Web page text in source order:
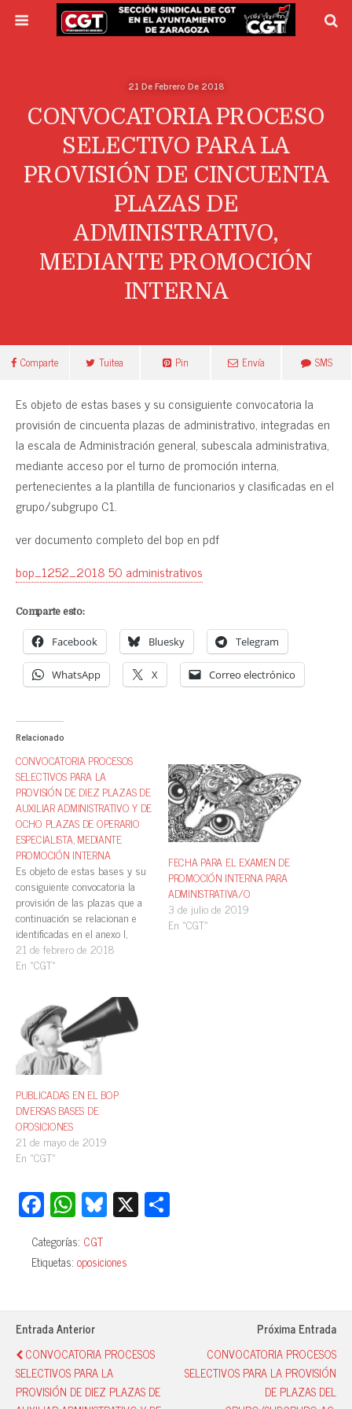
21 De Febrero De 2018
CONVOCATORIA PROCESO
SELECTIVO PARA LA
PROVISIÓN DE CINCUENTA
PLAZAS DE
ADMINISTRATIVO,
MEDIANTE PROMOCIÓN
INTERNA
Comparte Tuitea Pin Envía SMS
Es objeto de estas bases y su consiguiente convocatoria la
provisión de cincuenta plazas de administrativo, integradas en
la escala de Administración general, subescala administrativa,
mediante acceso por el turno de promoción interna,
pertenecientes a la plantilla de funcionarios y clasificadas en el
grupo/subgrupo C1.
ver documento completo del bop en pdf
bop_1252_2018 50 administrativos
Comparte esto:
Facebook Bluesky Telegram
WhatsApp X Correo electrónico
Relacionado
CONVOCATORIA PROCESOS
SELECTIVOS PARA LA
PROVISIÓN DE DIEZ PLAZAS DE
AUXILIAR ADMINISTRATIVO Y DE
OCHO PLAZAS DE OPERARIO
ESPECIALISTA, MEDIANTE
PROMOCIÓN INTERNA
Es objeto de estas bases y su
consiguiente convocatoria la
provisión de las plazas que a
continuación se relacionan e
identificadas en el anexo I,
mediante acceso por el turno
de promoción interna,
funcionarios. Escala de
Administración general: —Diez
plazas de auxiliar
administrativo. Escala de…
21 de febrero de 2018
En «CGT»
FECHA PARA EL EXAMEN DE
PROMOCIÓN INTERNA PARA
ADMINISTRATIVA/O
3 de julio de 2019
En «CGT»
PUBLICADAS EN EL BOP
DIVERSAS BASES DE
OPOSICIONES
21 de mayo de 2019
En «CGT»
Fa
ce
bo
ok
W
ha
ts
A
pp
Bl
ue
sk
y
X
rti
Categorías: CGT
Etiquetas: oposiciones
Entrada Anterior
CONVOCATORIA PROCESOS
SELECTIVOS PARA LA
PROVISIÓN DE DIEZ PLAZAS DE
Próxima Entrada
CONVOCATORIA PROCESOS
SELECTIVOS PARA LA PROVISIÓN
DE PLAZAS DEL